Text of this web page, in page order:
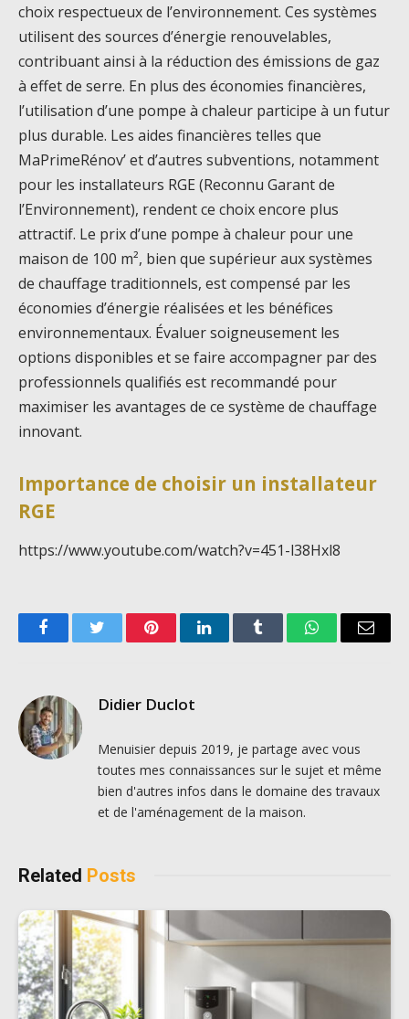
choix respectueux de l’environnement. Ces systèmes
utilisent des sources d’énergie renouvelables,
contribuant ainsi à la réduction des émissions de gaz
à effet de serre. En plus des économies financières,
l’utilisation d’une pompe à chaleur participe à un futur
plus durable. Les aides financières telles que
MaPrimeRénov’ et d’autres subventions, notamment
pour les installateurs RGE (Reconnu Garant de
l’Environnement), rendent ce choix encore plus
attractif. Le prix d’une pompe à chaleur pour une
maison de 100 m², bien que supérieur aux systèmes
de chauffage traditionnels, est compensé par les
économies d’énergie réalisées et les bénéfices
environnementaux. Évaluer soigneusement les
options disponibles et se faire accompagner par des
professionnels qualifiés est recommandé pour
maximiser les avantages de ce système de chauffage
innovant.
Importance de choisir un installateur
RGE
https://www.youtube.com/watch?v=451-l38Hxl8
FacebookTwitter PinterestLinkedInTumblr WhatsAppEmail
Didier Duclot
Menuisier depuis 2019, je partage avec vous
toutes mes connaissances sur le sujet et même
bien d'autres infos dans le domaine des travaux
et de l'aménagement de la maison.
Related Posts